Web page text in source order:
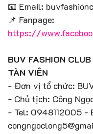
📧 Email:
📌 Fanpage:
https://
BUV FASHION
TÀN VIÊN
- Đơn vị tổ chức:
- Chủ tịch: Công
- Tel: 0948112005 -